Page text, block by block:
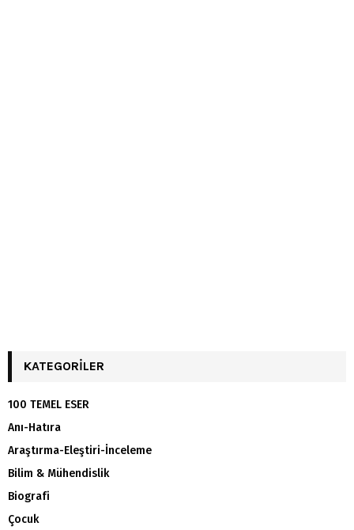
KATEGORILER
100 TEMEL ESER
Anı-Hatıra
Araştırma-Eleştiri-İnceleme
Bilim & Mühendislik
Biografi
Çocuk